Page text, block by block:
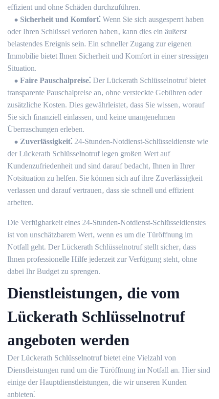
effizient und ohne Schäden durchzuführen.
Sicherheit und Komfort⁚ Wenn Sie sich ausgesperrt haben
oder Ihren Schlüssel verloren haben‚ kann dies ein äußerst
belastendes Ereignis sein.​ Ein schneller Zugang zur eigenen
Immobilie bietet Ihnen Sicherheit und Komfort in einer stressigen
Situation.
Faire Pauschalpreise⁚ Der Lückerath Schlüsselnotruf bietet
transparente Pauschalpreise an‚ ohne versteckte Gebühren oder
zusätzliche Kosten.​ Dies gewährleistet‚ dass Sie wissen‚ worauf
Sie sich finanziell einlassen‚ und keine unangenehmen
Überraschungen erleben.​
Zuverlässigkeit⁚ 24-Stunden-Notdienst-Schlüsseldienste wie
der Lückerath Schlüsselnotruf legen großen Wert auf
Kundenzufriedenheit und sind darauf bedacht‚ Ihnen in Ihrer
Notsituation zu helfen.​ Sie können sich auf ihre Zuverlässigkeit
verlassen und darauf vertrauen‚ dass sie schnell und effizient
arbeiten.
Die Verfügbarkeit eines 24-Stunden-Notdienst-Schlüsseldienstes
ist von unschätzbarem Wert‚ wenn es um die Türöffnung im
Notfall geht.​ Der Lückerath Schlüsselnotruf stellt sicher‚ dass
Ihnen professionelle Hilfe jederzeit zur Verfügung steht‚ ohne
dabei Ihr Budget zu sprengen.​
Dienstleistungen‚ die vom
Lückerath Schlüsselnotruf
angeboten werden
Der Lückerath Schlüsselnotruf bietet eine Vielzahl von
Dienstleistungen rund um die Türöffnung im Notfall an.​ Hier sind
einige der Hauptdienstleistungen‚ die wir unseren Kunden
anbieten⁚